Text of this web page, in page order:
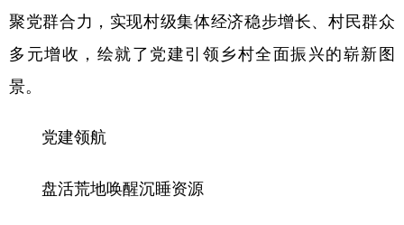
聚党群合力，实现村级集体经济稳步增长、村民群众
多元增收，绘就了党建引领乡村全面振兴的崭新图
景。
党建领航
盘活荒地唤醒沉睡资源